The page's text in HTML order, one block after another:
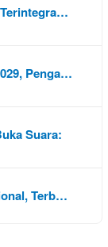
Penga…
Suara:
Terb…